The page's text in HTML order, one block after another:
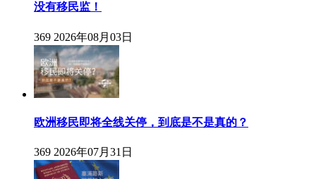
没有移民监！
369 2026年08月03日
欧洲移民即将全线关停，到底是不是真的？
369 2026年07月31日